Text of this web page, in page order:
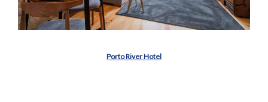
Porto River Hotel